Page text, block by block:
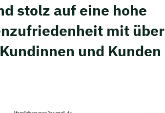
stolz auf eine hohe
mit über
und Kunden